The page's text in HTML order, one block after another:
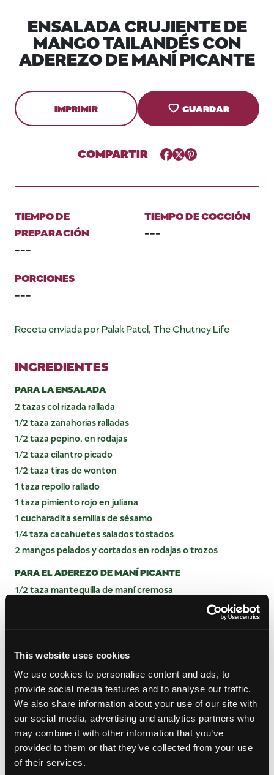
This website uses cookies
We use cookies to personalise content and ads, to
provide social media features and to analyse our traffic.
We also share information about your use of our site with
our social media, advertising and analytics partners who
may combine it with other information that you’ve
provided to them or that they’ve collected from your use
of their services.
ENSALADA CRUJIENTE DE
MANGO TAILANDÉS CON
ADEREZO DE MANÍ PICANTE
IMPRIMIR GUARDAR
COMPARTIR Facebook
TwitterPinterest
TIEMPO DE
PREPARACIÓN
---
TIEMPO DE COCCIÓN
---
PORCIONES
---
Receta enviada por Palak Patel, The Chutney Life
INGREDIENTES
PARA LA ENSALADA
2 tazas col rizada rallada
1/2 taza zanahorias ralladas
1/2 taza pepino, en rodajas
1/2 taza cilantro picado
1/2 taza tiras de wonton
1 taza repollo rallado
1 taza pimiento rojo en juliana
1 cucharadita semillas de sésamo
1/4 taza cacahuetes salados tostados
2 mangos pelados y cortados en rodajas o trozos
PARA EL ADEREZO DE MANÍ PICANTE
1/2 taza mantequilla de maní cremosa
2 cucharadita vinagre de vino de arroz
1/2 pulgada trozo de jengibre, pelado
1.5 cucharada Sriracha
INSTRUCCIONES
Combine todos los ingredientes de la ensalada en
un tazón grande o colóquelos en una fuente para